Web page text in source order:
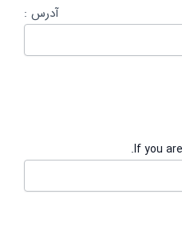
آدرس :
If you